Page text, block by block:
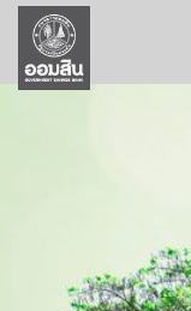
ลูกค้าธุรกิจ
ลูกค้าผู้ประกอบ
การพัฒนาที่ยั่ง
ข่าวสาร